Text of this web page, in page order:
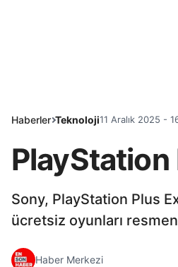
Haberler Teknoloji11 Aralık 2025 -
PlayStation
Sony, PlayStation Plus
ücretsiz oyunları
Haber Merkezi